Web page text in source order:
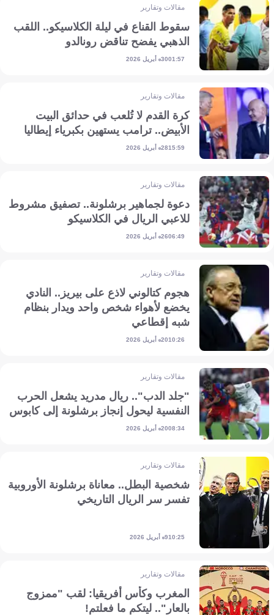
مقالات وتقارير
سقوط القناع في ليلة الكلاسيكو.. اللقب
الذهبي يفضح تناقض رونالدو
01:5730 أبريل 2026
مقالات وتقارير
كرة القدم لا تُلعب في حدائق البيت
الأبيض.. ترامب يستهين بكبرياء إيطاليا
15:5928 أبريل 2026
مقالات وتقارير
دعوة لجماهير برشلونة.. تصفيق مشروط
للاعبي الريال في الكلاسيكو
06:4926 أبريل 2026
مقالات وتقارير
هجوم كتالوني لاذع على بيريز.. النادي
يخضع لأهواء شخص واحد ويدار بنظام
شبه إقطاعي
10:2620 أبريل 2026
مقالات وتقارير
"جلد الدب".. ريال مدريد يشعل الحرب
النفسية ليحول إنجاز برشلونة إلى كابوس
08:3420 أبريل 2026
مقالات وتقارير
شخصية البطل.. معاناة برشلونة الأوروبية
تفسر سر الريال التاريخي
10:259 أبريل 2026
مقالات وتقارير
المغرب وكأس أفريقيا: لقب "ممزوج
بالعار".. ليتكم ما فعلتم!